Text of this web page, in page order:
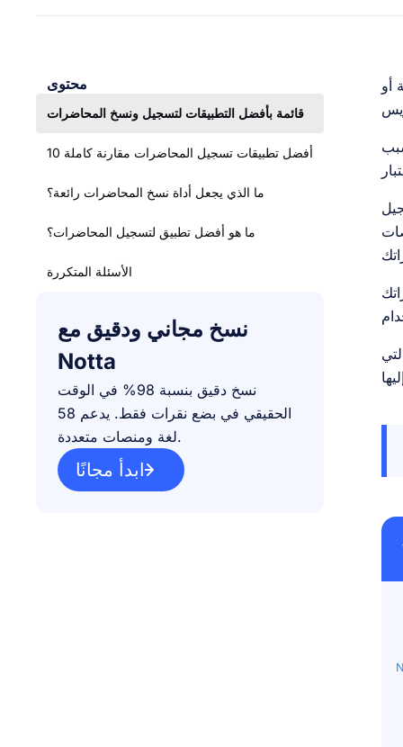
محتوى
قائمة بأفضل التطبيقات لتسجيل ونسخ المحاضرات
10 أفضل تطبيقات تسجيل المحاضرات مقارنة كاملة
ما الذي يجعل أداة نسخ المحاضرات رائعة؟
ما هو أفضل تطبيق لتسجيل المحاضرات؟
الأسئلة المتكررة
نسخ مجاني ودقيق مع
Notta
نسخ دقيق بنسبة 98% في الوقت
الحقيقي في بضع نقرات فقط. يدعم 58
لغة ومنصات متعددة.
ابدأ مجانًا
أو